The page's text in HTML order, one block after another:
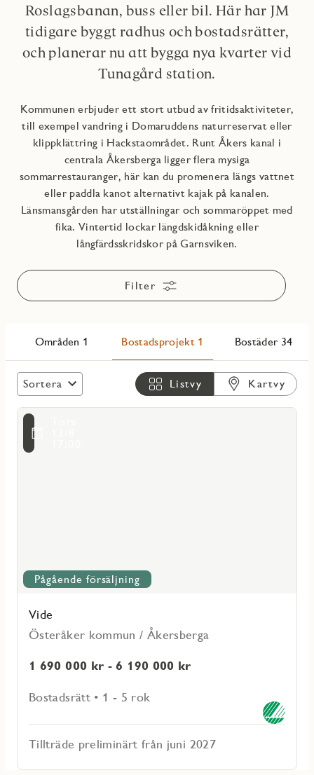
Roslagsbanan, buss eller bil. Här har JM
tidigare byggt radhus och bostadsrätter,
och planerar nu att bygga nya kvarter vid
Tunagård station.
Kommunen erbjuder ett stort utbud av fritidsaktiviteter,
till exempel vandring i Domaruddens naturreservat eller
klippklättring i Hackstaområdet. Runt Åkers kanal i
centrala Åkersberga ligger flera mysiga
sommarrestauranger, här kan du promenera längs vattnet
eller paddla kanot alternativt kajak på kanalen.
Länsmansgården har utställningar och sommaröppet med
fika. Vintertid lockar längdskidåkning eller
långfärdsskridskor på Garnsviken.
Filter
Områden 1 Bostadsprojekt 1 Bostäder 34
Sortera Listvy Kartvy
Pågående försäljning
Vide
Österåker kommun / Åkersberga
1 690 000 kr - 6 190 000 kr
Bostadsrätt • 1 - 5 rok
Tillträde preliminärt från juni 2027
Läs
mer
Vide